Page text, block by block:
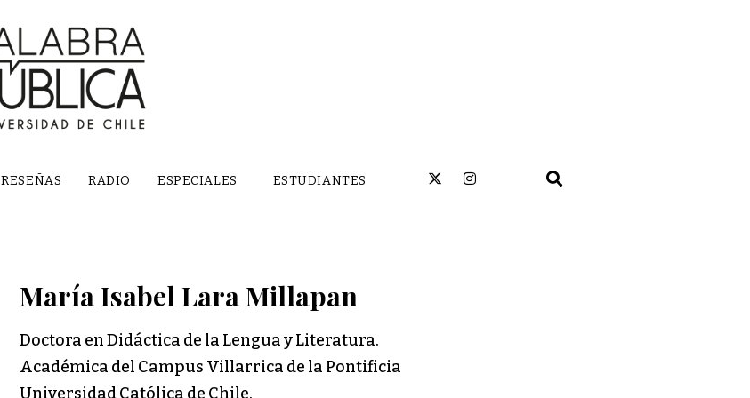
RESEÑAS RADIO ESPECIALES ESTUDIANTES
María Isabel Lara Millapan
Doctora en Didáctica de la Lengua y Literatura.
Académica del Campus Villarrica de la Pontificia
Universidad Católica de Chile.